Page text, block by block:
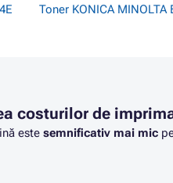
Toner KONICA MINOLTA
costurilor de
este semnificativ mai mic